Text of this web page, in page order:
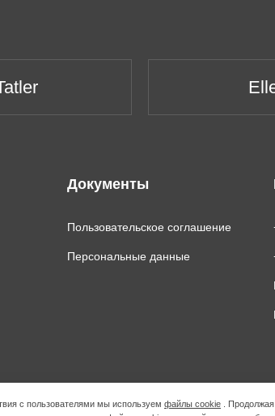
Документы
Пользовательское соглашение
Персональные данные
с пользователями мы используем файлы cookie .